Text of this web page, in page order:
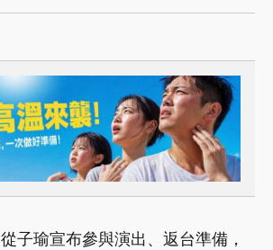
子瑜宣布參與演出、返台準備，